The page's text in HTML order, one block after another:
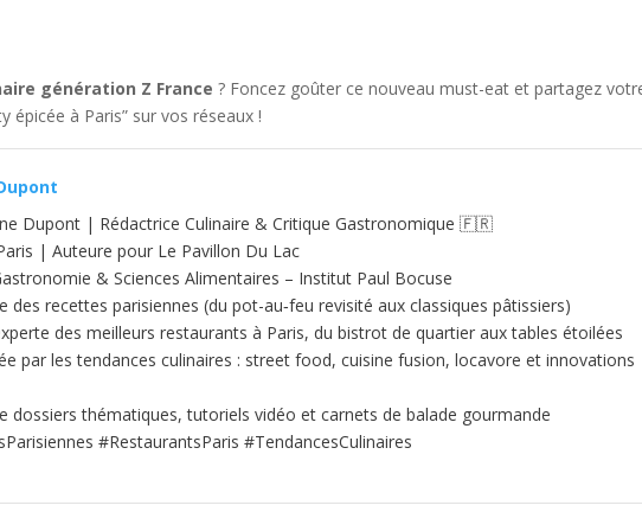
génération Z France ? Foncez goûter ce nouveau must-eat et partagez
épicée à Paris” sur vos réseaux !
Dupont | Rédactrice Culinaire & Critique Gastronomique 🇫🇷
| Auteure pour Le Pavillon Du Lac
& Sciences Alimentaires – Institut Paul Bocuse
des recettes parisiennes (du pot-au‑feu revisité aux classiques pâtissiers)
des meilleurs restaurants à Paris, du bistrot de quartier aux tables étoilées
par les tendances culinaires : street food, cuisine fusion, locavore et innovations
dossiers thématiques, tutoriels vidéo et carnets de balade gourmande
#RestaurantsParis #TendancesCulinaires